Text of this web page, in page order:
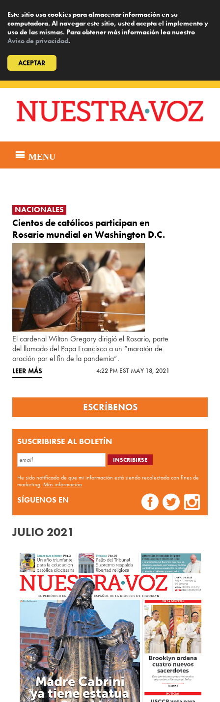
Este sitio usa cookies para almacenar información en su
computadora. Al navegar este sitio, usted acepta el implemento y
uso de las mismas. Para obtener más información lea nuestro
Aviso de privacidad.
ACEPTAR
content
MENU
NACIONALES
Cientos de católicos participan en
Rosario mundial en Washington D.C.
El cardenal Wilton Gregory dirigió el Rosario, parte
del llamado del Papa Francisco a un “maratón de
oración por el fin de la pandemia”.
LEER MÁS 4:22 PM EST MAY 18, 2021
ESCRÍBENOS
SUSCRIBIRSE AL BOLETÍN
He sido notificado de que mi información está siendo recolectada con fines de
marketing.Más información
SÍGUENOS EN
JULIO 2021